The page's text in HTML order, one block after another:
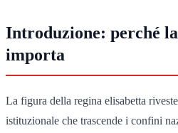
Introduzione: perché
importa
La figura della regina elisabetta
istituzionale che trascende i confini